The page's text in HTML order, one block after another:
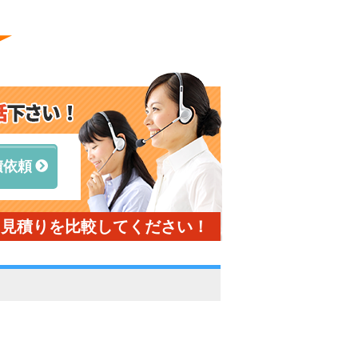
頼
積りを比較してください！